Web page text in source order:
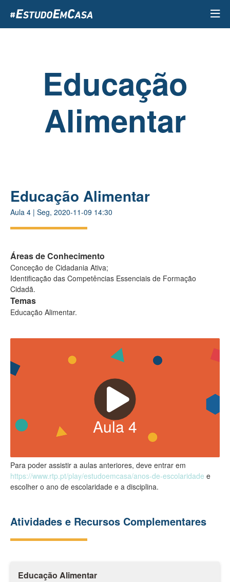
para
o
Educação
Alimentar
Educação Alimentar
Aula 4 | Seg, 2020-11-09 14:30
Áreas de Conhecimento
Conceção de Cidadania Ativa;
Identificação das Competências Essenciais de Formação
Cidadã.
Temas
Educação Alimentar.
Aula 4
Para poder assistir a aulas anteriores, deve entrar em
https://www.rtp.pt/play/estudoemcasa/anos-de-escolaridade e
escolher o ano de escolaridade e a disciplina.
Atividades e Recursos Complementares
Educação Alimentar